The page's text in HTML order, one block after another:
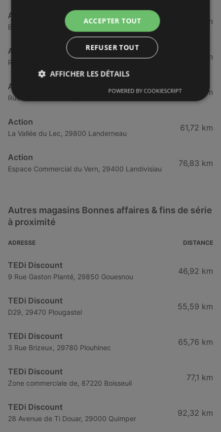
Action
Boulevard de Plymouth, 126, 29200 Brest
43,02 km
Action
Route de Gouesnou, 29200 Brest
46,5 km
Action
Rue de la Marne 132, 29260 Lesneven
58,85 km
Action
La Vallée du Lec, 29800 Landerneau
61,72 km
Action
Espace Commercial du Vern, 29400 Landivisiau
76,83 km
Autres magasins Bonnes affaires & fins de série
à proximité
ADRESSE DISTANCE
TEDi Discount
9 Rue Gaston Planté, 29850 Gouesnou
46,92 km
TEDi Discount
D29, 29470 Plougastel
55,59 km
TEDi Discount
3 Rue Brizeux, 29780 Plouhinec
65,76 km
TEDi Discount
Zone commerciale de, 87220 Boisseuil
77,1 km
TEDi Discount
28 Avenue de Ti Douar, 29000 Quimper
92,32 km
ACCEPTER TOUT
REFUSER TOUT
AFFICHER LES DÉTAILS
POWERED BY COOKIESCRIPT